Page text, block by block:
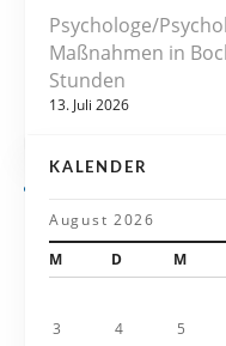
a
Psychologe/
Maßnahmen in
Stunden
13. Juli 2026
KALENDER
August 2026
M
D M
3
4 5